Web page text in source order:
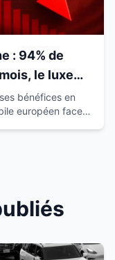
: 94% de
le luxe
bénéfices en
européen face à